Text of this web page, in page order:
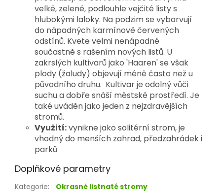
velké, zelené, podlouhle vejčité listy s
hlubokými laloky. Na podzim se vybarvují
do nápadných karmínově červených
odstínů. Kvete velmi nenápadné
součastně s rašením nových listů. U
zakrslých kultivarů jako 'Haaren' se však
plody (žaludy) objevují méně často než u
původního druhu. Kultivar je odolný vůči
suchu a dobře snáší městské prostředí. Je
také uváděn jako jeden z nejzdravějších
stromů.
Využití:vynikne jako solitérní strom, je
vhodnýdo menších zahrad, předzahrádek i
parků
Doplňkové parametry
Kategorie:
Okrasné listnaté stromy